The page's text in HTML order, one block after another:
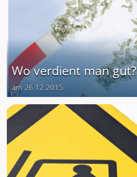
Wo verdient man gut?
am 26.12.2015